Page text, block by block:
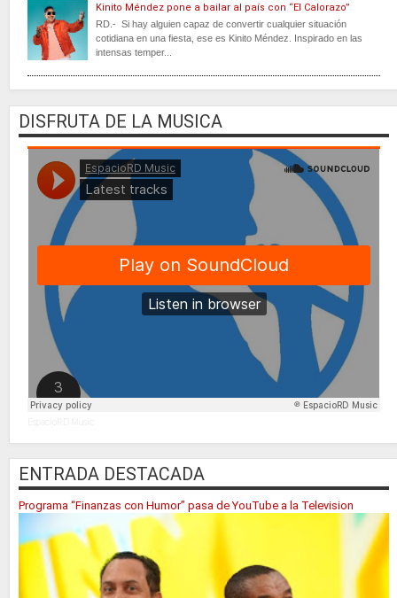
Kinito Méndez pone a bailar al país con “El Calorazo”
RD.- Si hay alguien capaz de convertir cualquier situación
cotidiana en una fiesta, ese es Kinito Méndez. Inspirado en las
intensas temper...
DISFRUTA DE LA MUSICA
ENTRADA DESTACADA
Programa “Finanzas con Humor” pasa de YouTube a la Television